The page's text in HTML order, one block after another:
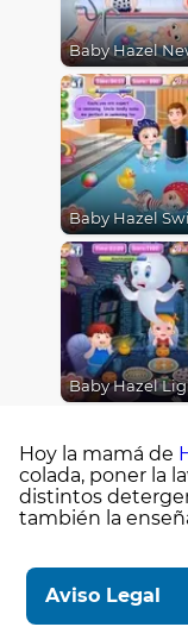
Hoy la mamá de
colada, poner la
distintos
también la
Aviso Legal